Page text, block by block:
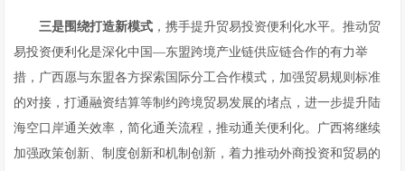
三是围绕打造新模式 ，携手提升贸易投资便利化水平。推动贸
易投资便利化是深化中国—东盟跨境产业链供应链合作的有力举
措，广西愿与东盟各方探索国际分工合作模式，加强贸易规则标准
的对接，打通融资结算等制约跨境贸易发展的堵点，进一步提升陆
海空口岸通关效率，简化通关流程，推动通关便利化。广西将继续
加强政策创新、制度创新和机制创新，着力推动外商投资和贸易的